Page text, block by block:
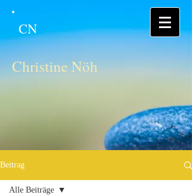
CN
Christine Nöh
Beitrag
Alle Beiträge